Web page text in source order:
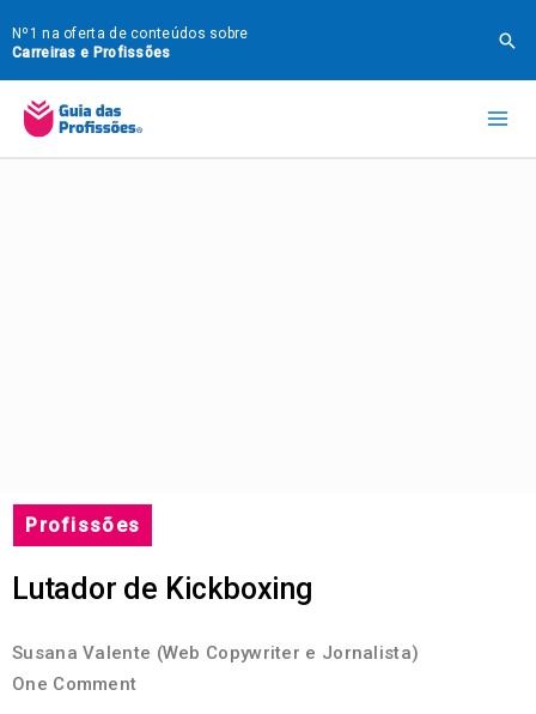
para
o
conteúdo
Nº1 na oferta de conteúdos sobre
Carreiras e Profissões
Profissões
Lutador de Kickboxing
Susana Valente (Web Copywriter e Jornalista)
One Comment